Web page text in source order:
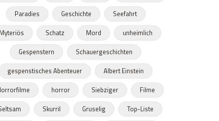
Paradies
Geschichte
Seefahrt
Schatz Mord
unheimlich
Gespenstern
Schauergeschichten
gespenstisches Abenteuer
Albert Einstein
horror Siebziger
Filme
Skurril Gruselig
Top-Liste